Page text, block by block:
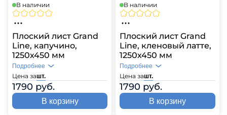
В наличии
Плоский лист Grand
Line, капучино,
1250х450 мм
Цена зашт.
1790 руб.
Подробнее
В корзину
В наличии
Плоский лист Grand
Line, кленовый латте,
1250х450 мм
Цена зашт.
1790 руб.
Подробнее
В корзину